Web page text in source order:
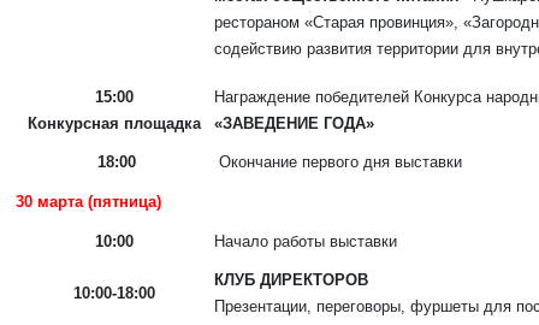
рестораном «Старая провинция»,
содействию развития территории для
15:00
Конкурсная площадка
Награждение победителей Конкурса
«ЗАВЕДЕНИЕ ГОДА»
18:00 Окончание первого дня выставки
30 марта (пятница)
10:00 Начало работы выставки
10:00-18:00
КЛУБ ДИРЕКТОРОВ
Презентации, переговоры, фуршеты для